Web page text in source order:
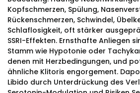
Kopfschmerzen, Spülung,
Rückenschmerzen, Schwindel,
Schlaflosigkeit, oft stärker
SSRI-Effekten. Ernsthafte Anliegen
Stamm wie Hypotonie oder
denen mit Herzbedingungen, und
ähnliche Klitoris engorgement.
Libido durch Unterdrückung des